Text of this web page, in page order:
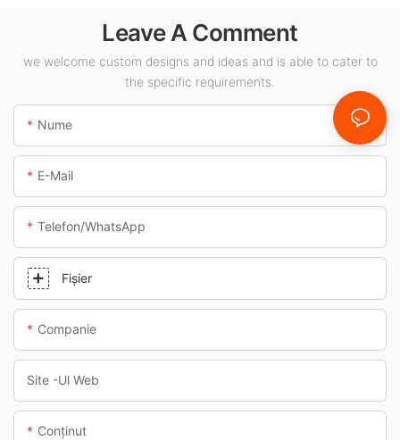
destinat spațiilor
interioare, cum ar fi
benzinăriile și
pasajele subterane.
Leave A Comment
we welcome custom designs and ideas and is able to cater to
the specific requirements.
Nume
E-Mail
Telefon/WhatsApp
Fişier
Companie
Site -ul Web
Conţinut